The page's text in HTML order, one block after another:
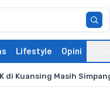
Lifestyle Opini
di Kuansing Masih